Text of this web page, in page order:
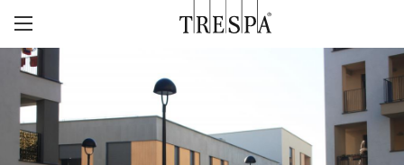
外墙板
TRESPA® METEON®
室内墙板
TRESPA® TOPLAB®
灵感页面